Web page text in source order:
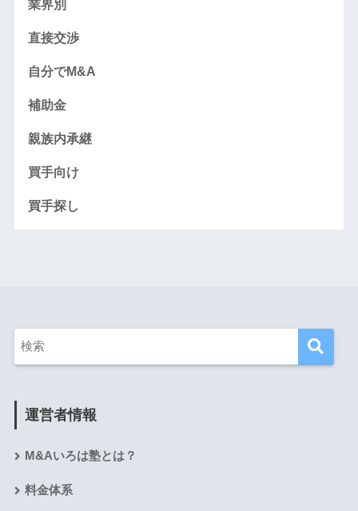
業界別
直接交渉
自分でM&A
補助金
親族内承継
買手向け
買手探し
運営者情報
M&Aいろは塾とは？
料金体系